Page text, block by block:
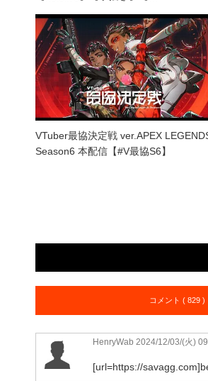
VTuber最協決定戦 ver.APEX
Season6 本配信【#V最協S6】
コメント ( 829 )
HenryWab 2024/12/03/(火)
[url=https://